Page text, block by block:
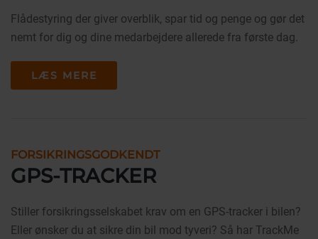
Flådestyring der giver overblik, spar tid og penge og gør det
nemt for dig og dine medarbejdere allerede fra første dag.
LÆS MERE
FORSIKRINGSGODKENDT
GPS-TRACKER
Stiller forsikringsselskabet krav om en GPS-tracker i bilen?
Eller ønsker du at sikre din bil mod tyveri? Så har TrackMe